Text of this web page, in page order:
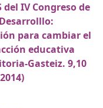
del IV Congreso de
para cambiar el
educativa
Gasteiz. 9,10